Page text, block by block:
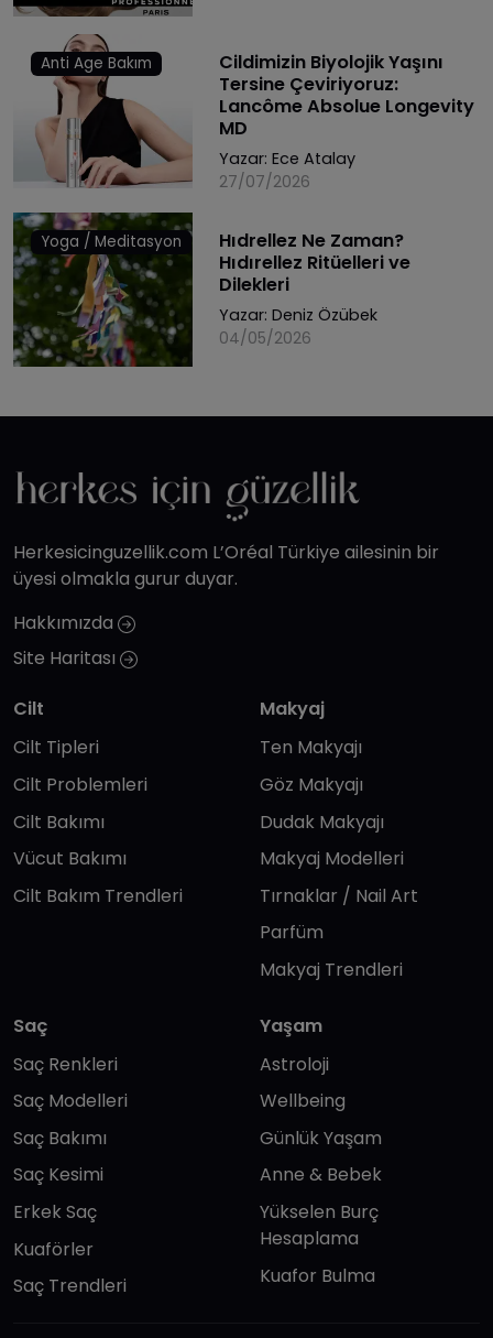
Anti Age Bakım
Cildimizin Biyolojik Yaşını
Tersine Çeviriyoruz:
Lancôme Absolue Longevity
MD
Yazar: Ece Atalay
27/07/2026
Yoga / Meditasyon
Hıdrellez Ne Zaman?
Hıdırellez Ritüelleri ve
Dilekleri
Yazar: Deniz Özübek
04/05/2026
Herkesicinguzellik.com L’Oréal Türkiye ailesinin bir
üyesi olmakla gurur duyar.
Hakkımızda
Site Haritası
Cilt
Cilt Tipleri
Cilt Problemleri
Cilt Bakımı
Vücut Bakımı
Cilt Bakım Trendleri
Makyaj
Ten Makyajı
Göz Makyajı
Dudak Makyajı
Makyaj Modelleri
Tırnaklar / Nail Art
Parfüm
Makyaj Trendleri
Saç
Saç Renkleri
Saç Modelleri
Saç Bakımı
Saç Kesimi
Erkek Saç
Kuaförler
Saç Trendleri
Yaşam
Astroloji
Wellbeing
Günlük Yaşam
Anne & Bebek
Yükselen Burç
Hesaplama
Kuafor Bulma